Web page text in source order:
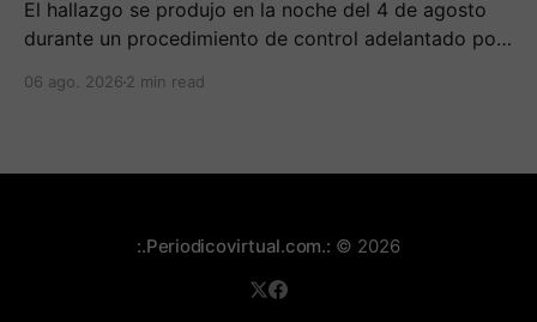
El hallazgo se produjo en la noche del 4 de agosto
durante un procedimiento de control adelantado por
06 ago. 2026 2 min read
:.Periodicovirtual.com.: © 2026